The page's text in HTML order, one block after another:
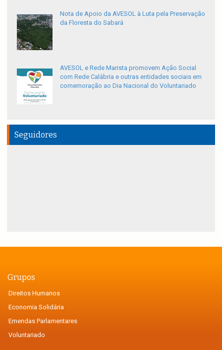
Nota de Apoio da AVESOL à Luta pela Preservação
da Floresta do Sabará
AVESOL e Rede Marista promovem Ação Social
com Rede Calábria e outras entidades sociais em
comemoração ao Dia Nacional do Voluntariado
Seguidores
Grupos
Direitos Humanos
Economia Solidária
Emendas Parlamentares
Voluntariado